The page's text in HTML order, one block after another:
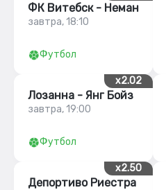
ФК Витебск - Неман
завтра, 18:10
Футбол
x2.02
Лозанна - Янг Бойз
завтра, 19:00
Футбол
x2.50
Депортиво Риестра